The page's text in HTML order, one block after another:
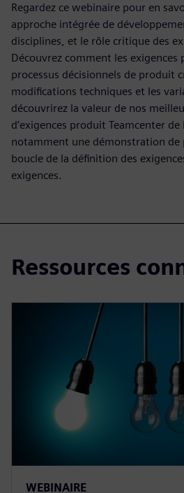
Regardez ce webinaire pour en
approche intégrée de
disciplines, et le rôle critique des
Découvrez comment les
processus décisionnels de produit
modifications techniques et les
découvrirez la valeur de nos
d’exigences produit Teamcenter
notamment une démonstration
boucle de la définition des
exigences.
Ressources
WEBINAIRE